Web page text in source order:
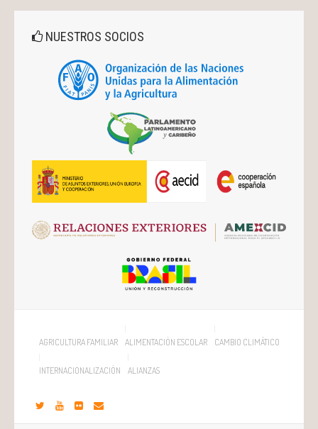
NUESTROS SOCIOS
AGRICULTURA FAMILIAR ALIMENTACIÓN ESCOLAR CAMBIO CLIMÁTICO
INTERNACIONALIZACIÓN ALIANZAS